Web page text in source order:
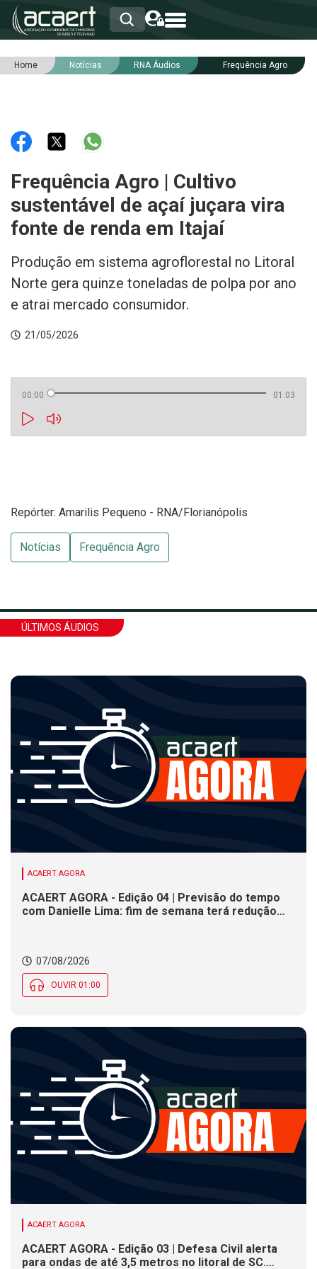
HOME
RNA
NOTÍCIAS
SERVIÇOS
INTEGRIDADE
Home Notícias RNA Áudios Frequência Agro
Frequência Agro | Cultivo
sustentável de açaí juçara vira
fonte de renda em Itajaí
Produção em sistema agroflorestal no Litoral
Norte gera quinze toneladas de polpa por ano
e atrai mercado consumidor.
21/05/2026
00:00 01:03
Repórter: Amarilis Pequeno - RNA/Florianópolis
Notícias Frequência Agro
ÚLTIMOS ÁUDIOS
ACAERT AGORA
ACAERT AGORA - Edição 04 | Previsão do tempo
com Danielle Lima: fim de semana terá redução
07/08/2026
OUVIR 01:00
ACAERT AGORA
ACAERT AGORA - Edição 03 | Defesa Civil alerta
para ondas de até 3,5 metros no litoral de SC.